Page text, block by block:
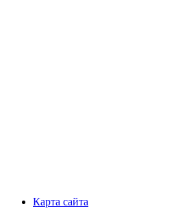
Карта сайта